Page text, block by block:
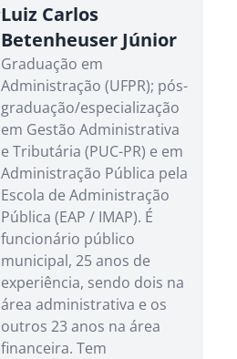
Luiz Carlos
Betenheuser Júnior
Graduação em
Administração (UFPR); pós-
graduação/especialização
em Gestão Administrativa
e Tributária (PUC-PR) e em
Administração Pública pela
Escola de Administração
Pública (EAP / IMAP). É
funcionário público
municipal, 25 anos de
experiência, sendo dois na
área administrativa e os
outros 23 anos na área
financeira. Tem